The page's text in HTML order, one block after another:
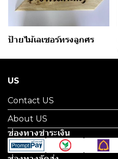
ป้ายไม้เลเซอร์ทรงลูกศร
US
Contact US
About US
ช่องทางชำระเงิน